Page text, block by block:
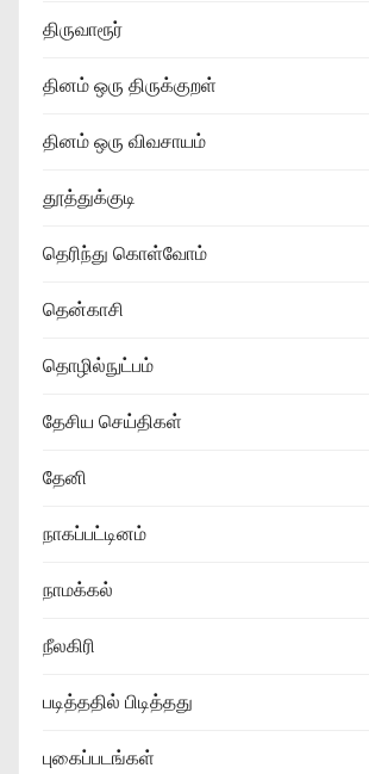
திருவாரூர்
தினம் ஒரு திருக்குறள்
தினம் ஒரு விவசாயம்
தூத்துக்குடி
தெரிந்து கொள்வோம்
தென்காசி
தொழில்நுட்பம்
தேசிய செய்திகள்
தேனி
நாகப்பட்டினம்
நாமக்கல்
நீலகிரி
படித்ததில் பிடித்தது
புகைப்படங்கள்